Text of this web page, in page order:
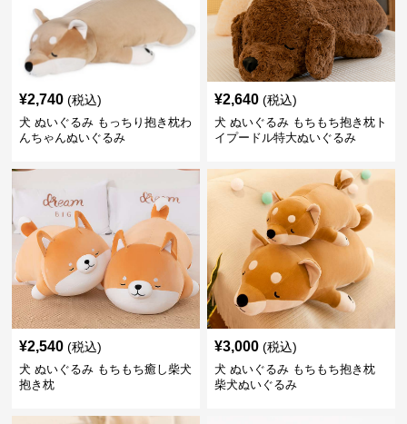
¥2,740 (税込)
犬 ぬいぐるみ もっちり抱き枕わ
んちゃんぬいぐるみ
¥2,640 (税込)
犬 ぬいぐるみ もちもち抱き枕ト
イプードル特大ぬいぐるみ
¥2,540 (税込)
犬 ぬいぐるみ もちもち癒し柴犬
抱き枕
¥3,000 (税込)
犬 ぬいぐるみ もちもち抱き枕
柴犬ぬいぐるみ